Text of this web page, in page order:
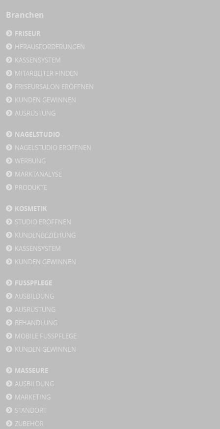
Branchen
FRISEUR
HERAUSFORDERUNGEN
KASSENSYSTEM
MITARBEITER FINDEN
FRISEURSALON ERÖFFNEN
KUNDEN GEWINNEN
AUSRÜSTUNG
NAGELSTUDIO
NAGELSTUDIO ERÖFFNEN
WERBUNG
MARKTANALYSE
PRODUKTE
KOSMETIK
STUDIO ERÖFFNEN
KUNDENBEZIEHUNG
KASSENSYSTEM
KUNDEN GEWINNEN
FUSSPFLEGE
AUSBILDUNG
AUSRÜSTUNG
BEHANDLUNG
MOBILE FUSSPFLEGE
KUNDEN GEWINNEN
MASSEURE
AUSBILDUNG
MARKETING
STANDORT
ZUBEHÖR